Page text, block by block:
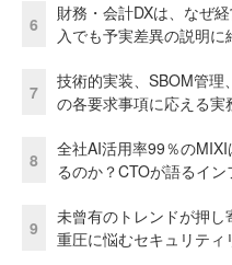
6
財務・会計DXは、なぜ
入でも予実差異の説明
7
技術的実装、SBOM管
の各要求事項に応える実
8
全社AI活用率99％の
るのか？CTOが語るイ
9
未曾有のトレンドが押
重圧に悩むセキュリティ